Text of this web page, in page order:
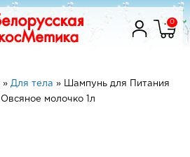
0
» Для тела »
Шампунь для Питания
молочко 1л